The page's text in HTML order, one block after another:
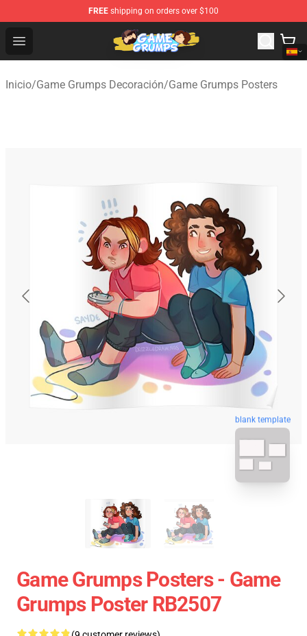
FREE shipping on orders over $100
Open menu
Game Grumps Shop - Official Game Grumps
Inicio/Game Grumps Decoración/Game Grumps Posters
blank template
Game Grumps Posters - Game
Grumps Poster RB2507